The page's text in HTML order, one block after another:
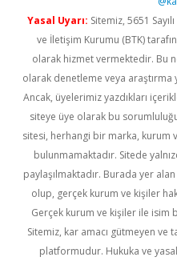
Yasal Uyarı: Sitemiz, 5651
ve İletişim Kurumu (BTK)
olarak hizmet vermektedir. Bu
olarak denetleme veya
Ancak, üyelerimiz yazdıkları
siteye üye olarak bu
sitesi, herhangi bir marka, kurum
bulunmamaktadır. Sitede
paylaşılmaktadır. Burada yer
olup, gerçek kurum ve kişiler
Gerçek kurum ve kişiler ile
Sitemiz, kar amacı gütmeyen ve
platformudur. Hukuka ve